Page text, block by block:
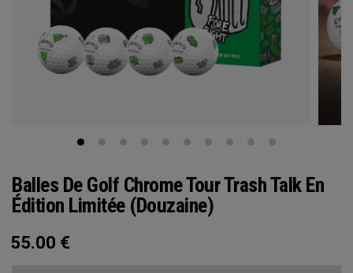
Balles De Golf Chrome Tour Trash Talk En
Édition Limitée (douzaine)
55.00 €